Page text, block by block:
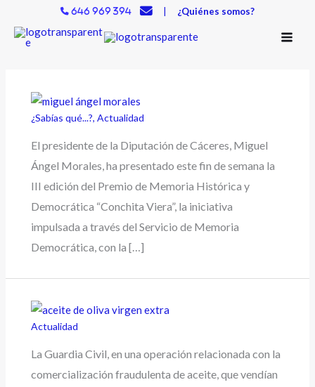
contenido
646 969 394 | ¿Quiénes somos?
¿Sabías qué...?,Actualidad
El presidente de la Diputación de Cáceres, Miguel
Ángel Morales, ha presentado este fin de semana la
III edición del Premio de Memoria Histórica y
Democrática “Conchita Viera”, la iniciativa
impulsada a través del Servicio de Memoria
Democrática, con la […]
Actualidad
La Guardia Civil, en una operación relacionada con la
comercialización fraudulenta de aceite, que vendían